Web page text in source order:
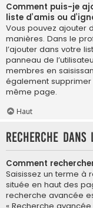
Comment puis-je
liste d’amis ou
Vous pouvez ajouter
manières. Dans le
l’ajouter dans votre
panneau de
membres en
également
même page.
Haut
Recherche dans
Comment
Saisissez un terme à
située en haut des
recherche avancée